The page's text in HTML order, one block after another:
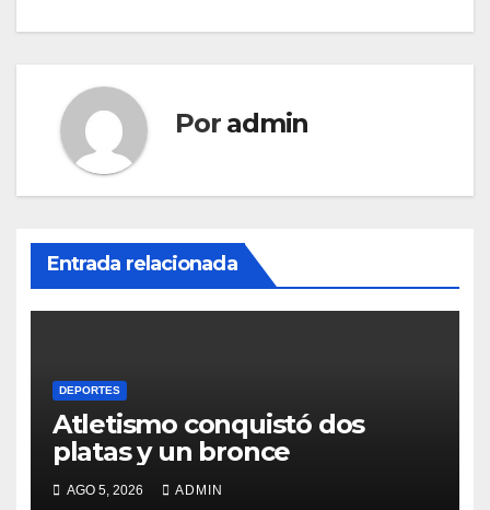
Por admin
Entrada relacionada
DEPORTES
Atletismo conquistó dos
platas y un bronce
AGO 5, 2026 ADMIN